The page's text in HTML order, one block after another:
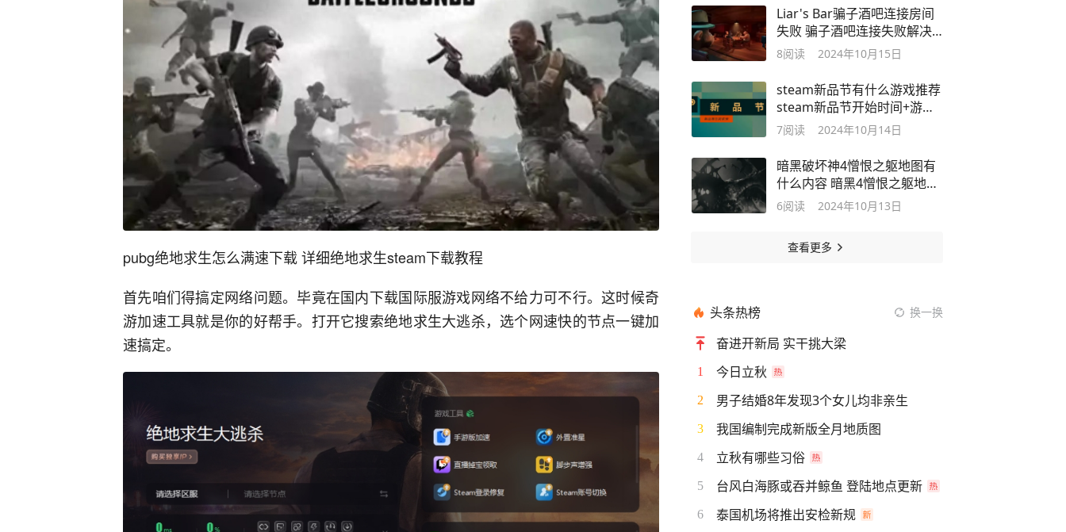
pubg绝地求生怎么满速下载 详细绝地求生steam下载教程
首先咱们得搞定网络问题。毕竟在国内下载国际服游戏网络不给力可不行。这时候奇
游加速工具就是你的好帮手。打开它搜索绝地求生大逃杀，选个网速快的节点一键加
速搞定。
Liar's Bar骗子酒吧连接房间
失败 骗子酒吧连接失败解决
方法来了
8阅读 2024年10月15日
steam新品节有什么游戏推荐
steam新品节开始时间+游戏
推荐
7阅读 2024年10月14日
暗黑破坏神4憎恨之躯地图有
什么内容 暗黑4憎恨之躯地图
内容介绍
6阅读 2024年10月13日
查看更多
头条热榜 换一换
奋进开新局 实干挑大梁
1 今日立秋
2 男子结婚8年发现3个女儿均非亲生
3 我国编制完成新版全月地质图
4 立秋有哪些习俗
5 台风白海豚或吞并鲸鱼 登陆地点更新
6 泰国机场将推出安检新规